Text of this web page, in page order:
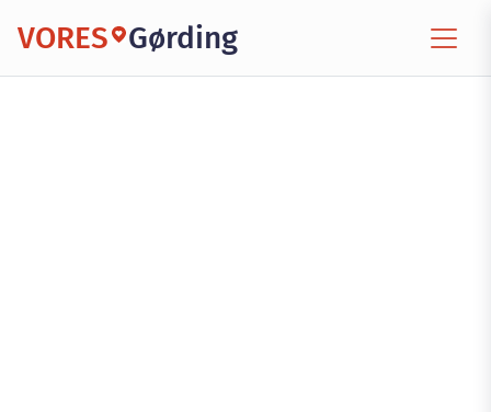
VORES Gørding